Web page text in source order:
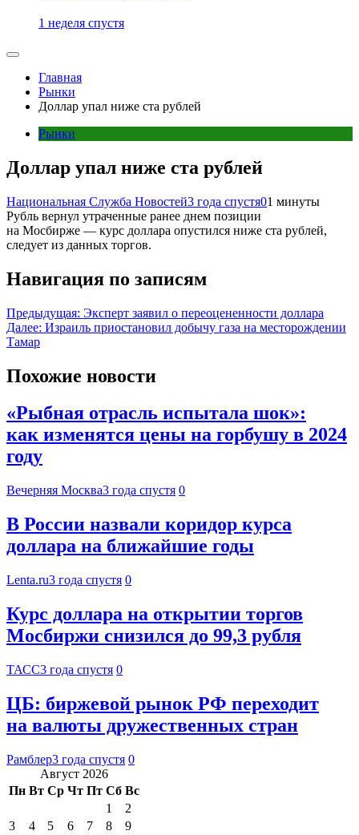
1 неделя спустя
Главная
Рынки
Доллар упал ниже ста рублей
Рынки
Доллар упал ниже ста рублей
Национальная Служба Новостей3 года спустя01 минуты
Рубль вернул утраченные ранее днем позиции
на Мосбирже — курс доллара опустился ниже ста рублей,
следует из данных торгов.
Навигация по записям
Предыдущая: Эксперт заявил о переоцененности доллара
Далее: Израиль приостановил добычу газа на месторождении
Тамар
Похожие новости
«Рыбная отрасль испытала шок»:
как изменятся цены на горбушу в 2024
году
Вечерняя Москва3 года спустя 0
В России назвали коридор курса
доллара на ближайшие годы
Lenta.ru3 года спустя 0
Курс доллара на открытии торгов
Мосбиржи снизился до 99,3 рубля
ТАСС3 года спустя 0
ЦБ: биржевой рынок РФ переходит
на валюты дружественных стран
Рамблер3 года спустя 0
Август 2026
Пн Вт Ср Чт Пт Сб Вс
1
2
3
4 5 6 7 8
9